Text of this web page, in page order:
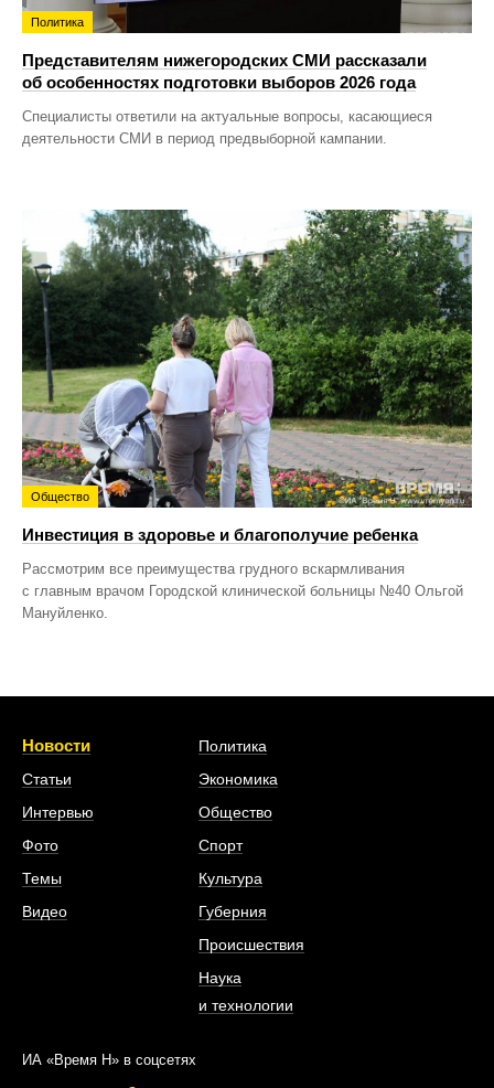
Политика
Представителям нижегородских СМИ рассказали
об особенностях подготовки выборов 2026 года
Специалисты ответили на актуальные вопросы, касающиеся
деятельности СМИ в период предвыборной кампании.
Общество
Инвестиция в здоровье и благополучие ребенка
Рассмотрим все преимущества грудного вскармливания
с главным врачом Городской клинической больницы №40 Ольгой
Мануйленко.
Новости
Статьи
Интервью
Фото
Темы
Видео
Политика
Экономика
Общество
Спорт
Культура
Губерния
Происшествия
Наука
и технологии
ИА «Время Н» в соцсетях